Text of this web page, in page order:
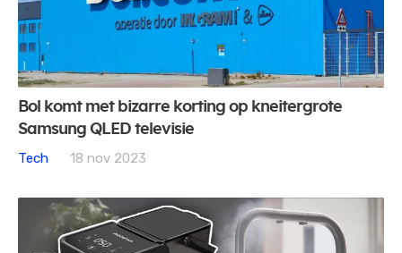
Bol komt met bizarre korting op kneitergrote
Samsung QLED televisie
Tech
18 nov 2023